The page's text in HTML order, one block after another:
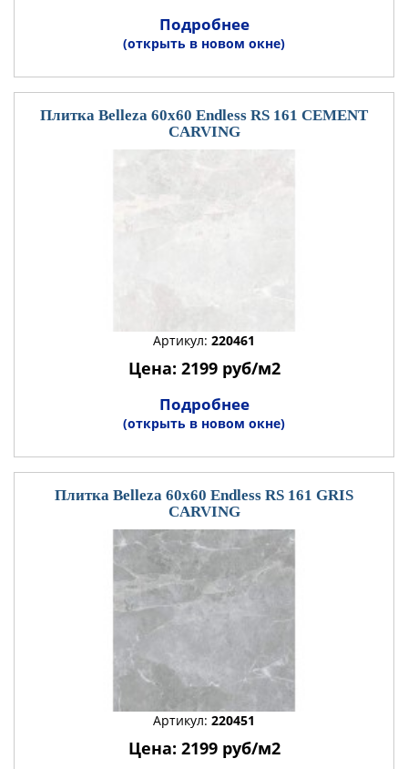
Подробнее
(открыть в новом окне)
Плитка Belleza 60x60 Endless RS 161 CEMENT
CARVING
Артикул: 220461
Цена: 2199 руб/м2
Подробнее
(открыть в новом окне)
Плитка Belleza 60x60 Endless RS 161 GRIS
CARVING
Артикул: 220451
Цена: 2199 руб/м2